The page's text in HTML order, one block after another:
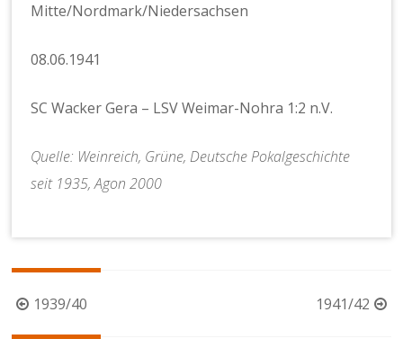
Mitte/Nordmark/Niedersachsen
08.06.1941
SC Wacker Gera – LSV Weimar-Nohra 1:2 n.V.
Quelle: Weinreich, Grüne, Deutsche Pokalgeschichte
seit 1935, Agon 2000
Beitragsnavigation
1939/40 1941/42